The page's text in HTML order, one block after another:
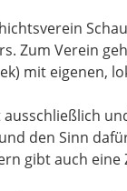
Zum Verein
mit eigenen,
den Sinn
gibt auch